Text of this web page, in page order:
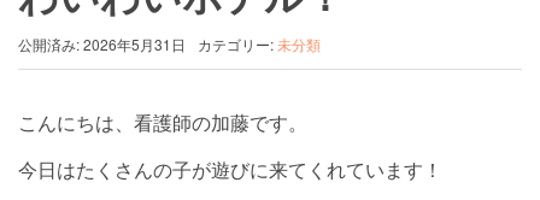
公開済み: 2026年5月31日 カテゴリー:未分類
こんにちは、看護師の加藤です。
今日はたくさんの子が遊びに来てくれています！